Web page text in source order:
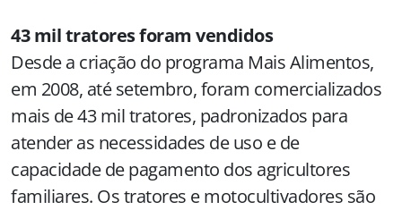
43 mil tratores foram vendidos
Desde a criação do programa Mais Alimentos,
em 2008, até setembro, foram comercializados
mais de 43 mil tratores, padronizados para
atender as necessidades de uso e de
capacidade de pagamento dos agricultores
familiares. Os tratores e motocultivadores são